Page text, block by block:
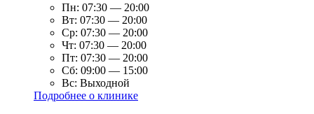
Пн: 07:30 — 20:00
Вт: 07:30 — 20:00
Ср: 07:30 — 20:00
Чт: 07:30 — 20:00
Пт: 07:30 — 20:00
Сб: 09:00 — 15:00
Вс: Выходной
Подробнее о клинике